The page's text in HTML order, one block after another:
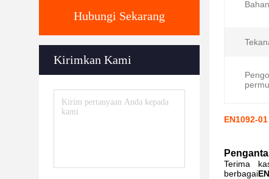
Hubungi Sekarang
Kirimkan Kami
EN1092-
Terima
berbagai